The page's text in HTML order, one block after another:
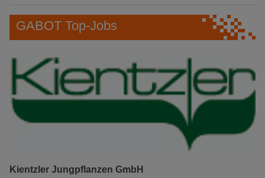
GABOT Top-Jobs
Kientzler Jungpflanzen GmbH